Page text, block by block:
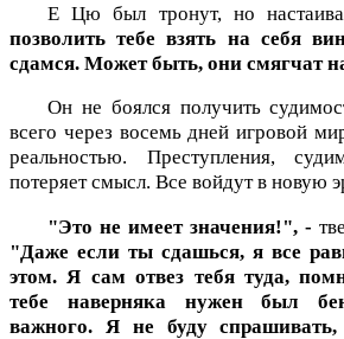
Е Цю был тронут, но
позволить тебе взять на себя
сдамся. Может быть, они смягчат
Он не боялся получить
всего через восемь дней игровой
реальностью. Преступления,
потеряет смысл. Все войдут в новую
"Это не имеет значения!", -
"Даже если ты сдашься, я все
этом. Я сам отвез тебя туда,
тебе наверняка нужен был
важного. Я не буду